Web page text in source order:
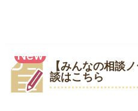
【みんなの相談
談はこちら